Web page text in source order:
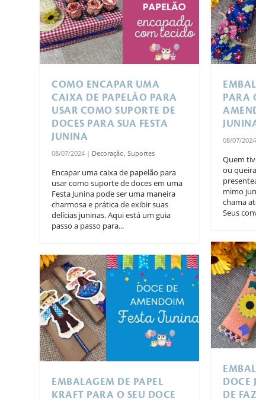
COMO ENCAPAR UMA
CAIXA DE PAPELÃO PARA
USAR COMO SUPORTE DE
DOCES PARA SUA FESTA
JUNINA
08/07/2024 | Decoração,Suportes
Encapar uma caixa de papelão para
usar como suporte de doces em uma
Festa Junina pode ser uma maneira
charmosa e prática de exibir suas
delícias juninas. Aqui está um guia
passo a passo para...
EMBALAGEM DE PAPEL
KRAFT PARA O SEU DOCE
PARA
08/07/2024
Quem
ou
mimo
chama
Seus
DOCE
DE